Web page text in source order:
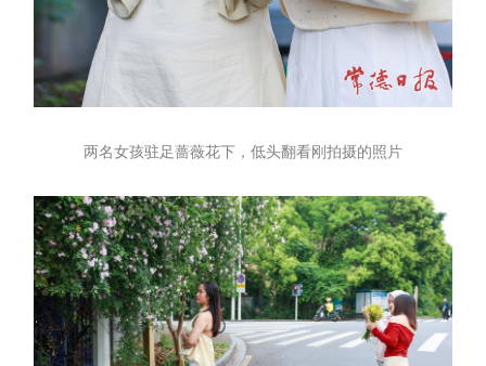
两名女孩驻足蔷薇花下，低头翻看刚拍摄的照片